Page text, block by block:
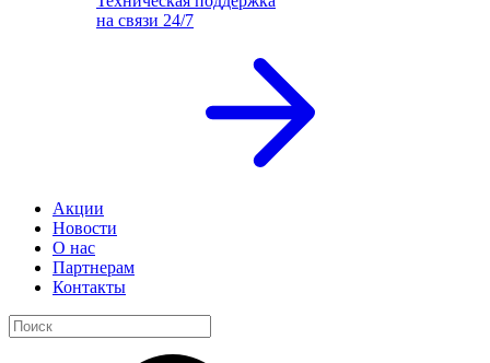
на связи 24/7
Акции
Новости
О нас
Партнерам
Контакты